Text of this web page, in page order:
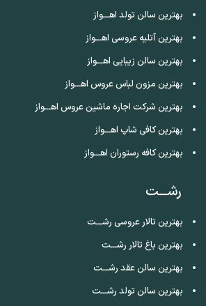
بهترین سالن تولد اهـــواز
بهترین آتلیه عروسی اهـــواز
بهترین سالن زیبایی اهـــواز
بهترین مزون لباس عروس اهـــواز
بهترین شرکت اجاره ماشین عروس اهـــواز
بهترین کافی شاپ اهـــواز
بهترین کافه رستوران اهـــواز
رشـــت
بهترین تالار عروسی رشـــت
بهترین باغ تالار رشـــت
بهترین سالن عقد رشـــت
بهترین سالن تولد رشـــت